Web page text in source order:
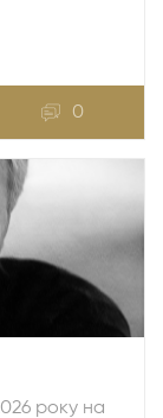
0
року на